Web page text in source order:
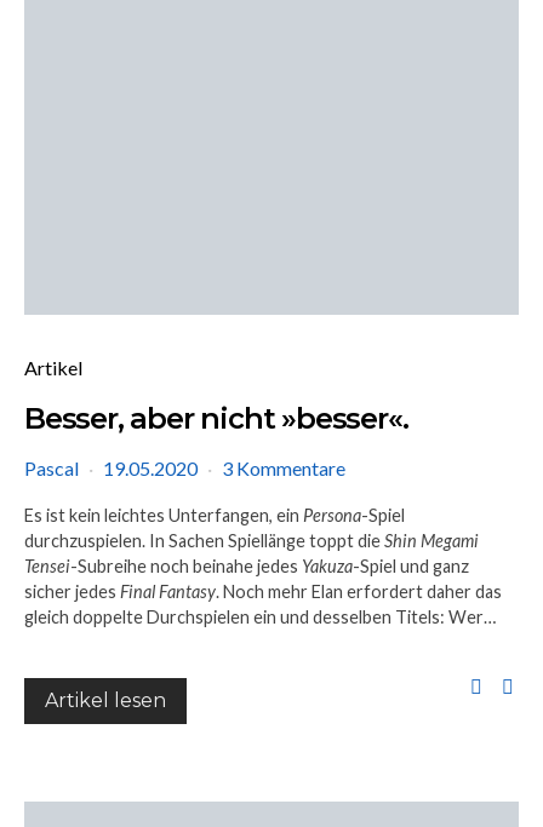
Artikel
Besser, aber nicht »besser«.
Pascal 19.05.2020 3 Kommentare
Es ist kein leichtes Unterfangen, ein Persona-Spiel
durchzuspielen. In Sachen Spiellänge toppt dieShin Megami
Tensei-Subreihe noch beinahe jedes Yakuza-Spiel und ganz
sicher jedes Final Fantasy. Noch mehr Elan erfordert daher das
gleich doppelte Durchspielen ein und desselben Titels: Wer…
Artikel lesen